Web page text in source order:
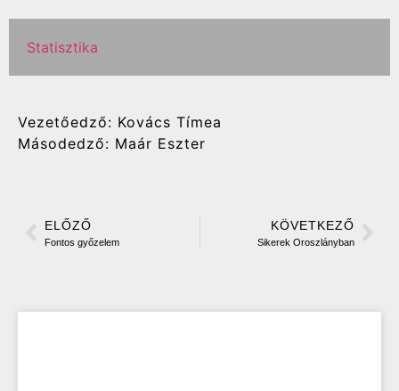
Statisztika
Vezetőedző: Kovács Tímea
Másodedző: Maár Eszter
ELŐZŐ
Fontos győzelem
KÖVETKEZŐ
Sikerek Oroszlányban